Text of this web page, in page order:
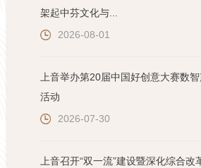
架起中芬文化与...
2026-08-01
上音举办第20届中国好创意大赛数
活动
2026-07-30
上音召开“双一流”建设暨深化综合改